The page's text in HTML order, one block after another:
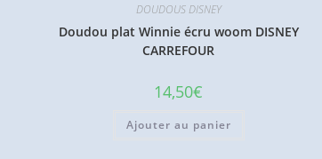
DOUDOUS DISNEY
Doudou plat Winnie écru woom DISNEY
CARREFOUR
14,50€
Ajouter au panier